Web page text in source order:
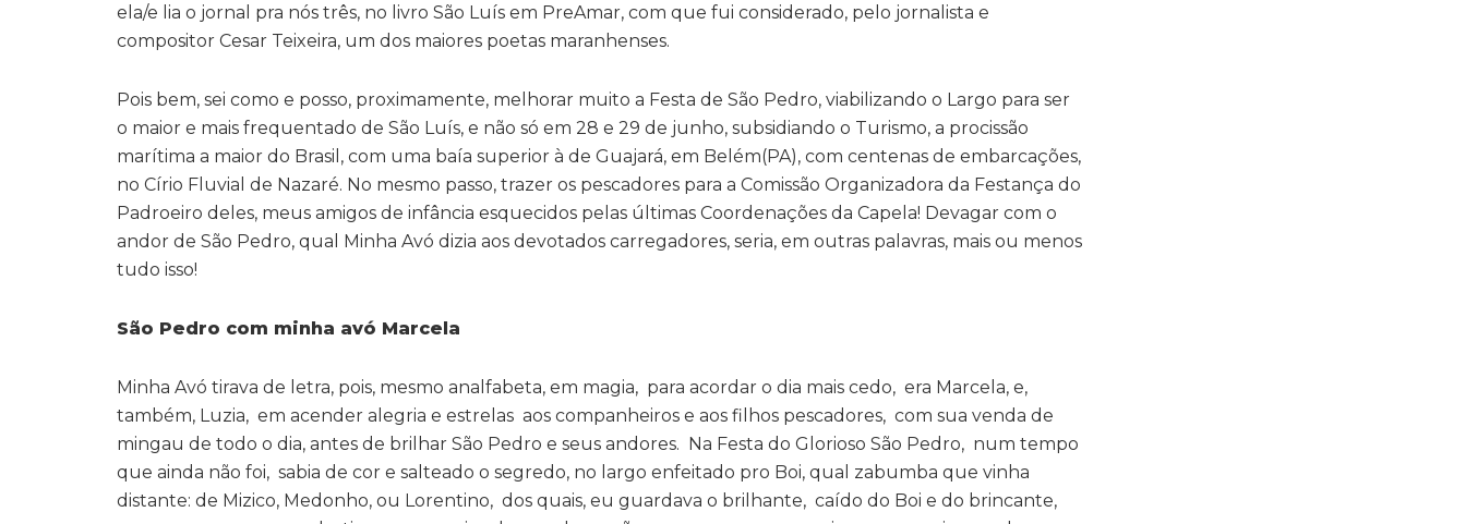
ela/e lia o jornal pra nós três, no livro São Luís em PreAmar, com que fui considerado, pelo jornalista e
compositor Cesar Teixeira, um dos maiores poetas maranhenses.
Pois bem, sei como e posso, proximamente, melhorar muito a Festa de São Pedro, viabilizando o Largo para ser
o maior e mais frequentado de São Luís, e não só em 28 e 29 de junho, subsidiando o Turismo, a procissão
marítima a maior do Brasil, com uma baía superior à de Guajará, em Belém(PA), com centenas de embarcações,
no Círio Fluvial de Nazaré. No mesmo passo, trazer os pescadores para a Comissão Organizadora da Festança do
Padroeiro deles, meus amigos de infância esquecidos pelas últimas Coordenações da Capela! Devagar com o
andor de São Pedro, qual Minha Avó dizia aos devotados carregadores, seria, em outras palavras, mais ou menos
tudo isso!
São Pedro com minha avó Marcela
Minha Avó tirava de letra, pois, mesmo analfabeta, em magia, para acordar o dia mais cedo, era Marcela, e,
também, Luzia, em acender alegria e estrelas aos companheiros e aos filhos pescadores, com sua venda de
mingau de todo o dia, antes de brilhar São Pedro e seus andores. Na Festa do Glorioso São Pedro, num tempo
que ainda não foi, sabia de cor e salteado o segredo, no largo enfeitado pro Boi, qual zabumba que vinha
distante: de Mizico, Medonho, ou Lorentino, dos quais, eu guardava o brilhante, caído do Boi e do brincante,